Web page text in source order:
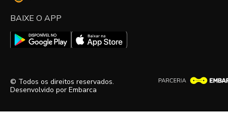
BAIXE O APP
© Todos os direitos reservados.
Desenvolvido por Embarca